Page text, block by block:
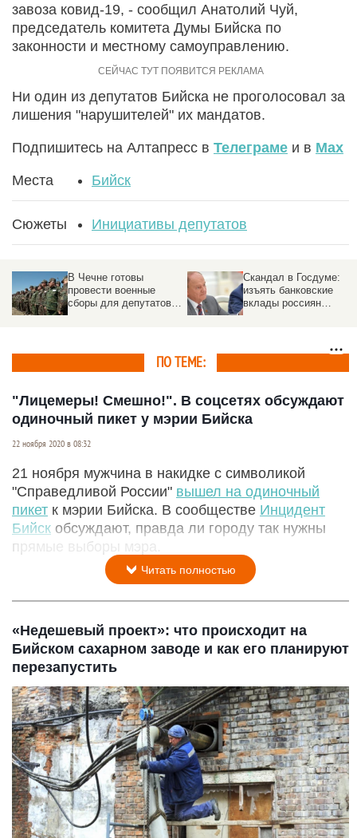
завоза ковид-19, - сообщил Анатолий Чуй,
председатель комитета Думы Бийска по
законности и местному самоуправлению.
Ни один из депутатов Бийска не проголосовал за
лишения "нарушителей" их мандатов.
Подпишитесь на Алтапресс в Телеграме и в Max
Места Бийск
Сюжеты Инициативы депутатов
В Чечне готовы
провести военные
сборы для депутатов
Скандал в Госдуме:
изъять банковские
вклады россиян
ПО ТЕМЕ:
"Лицемеры! Смешно!". В соцсетях обсуждают
одиночный пикет у мэрии Бийска
22 ноября 2020 в 08:32
21 ноября мужчина в накидке с символикой
"Справедливой России" вышел на одиночный
пикет к мэрии Бийска. В сообществе Инцидент
Бийск обсуждают, правда ли городу так нужны
прямые выборы мэра.
Читать полностью
«Недешевый проект»: что происходит на
Бийском сахарном заводе и как его планируют
перезапустить